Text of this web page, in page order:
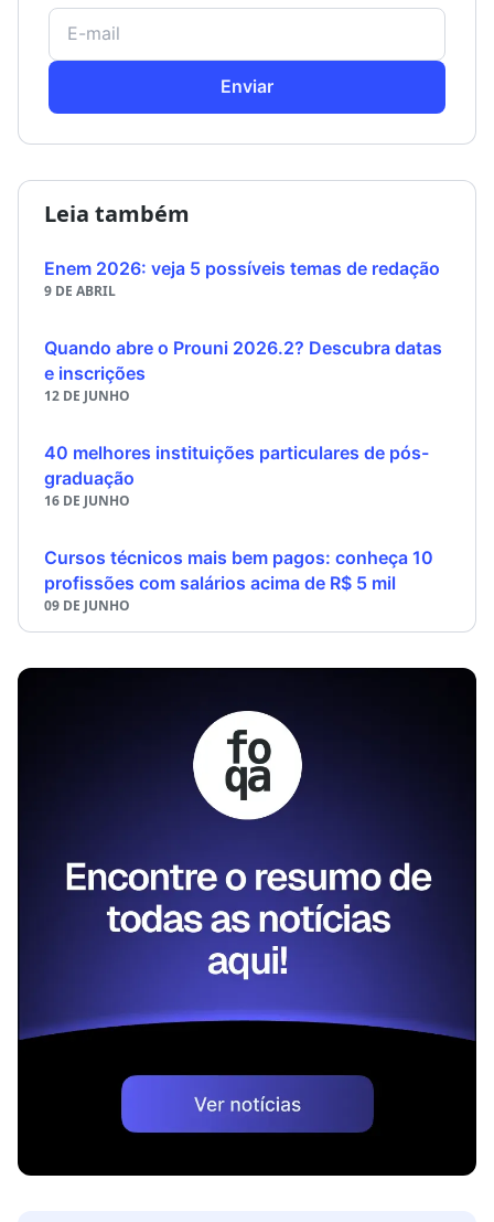
Enviar
Leia também
Enem 2026: veja 5 possíveis temas de redação
9 DE ABRIL
Quando abre o Prouni 2026.2? Descubra datas
e inscrições
12 DE JUNHO
40 melhores instituições particulares de pós-
graduação
16 DE JUNHO
Cursos técnicos mais bem pagos: conheça 10
profissões com salários acima de R$ 5 mil
09 DE JUNHO